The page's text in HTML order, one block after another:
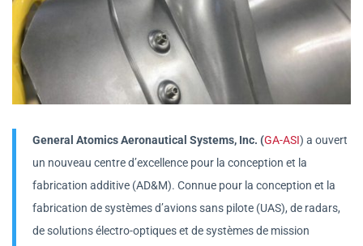
General Atomics Aeronautical Systems, Inc. (GA-ASI) a ouvert
un nouveau centre d’excellence pour la conception et la
fabrication additive (AD&M). Connue pour la conception et la
fabrication de systèmes d’avions sans pilote (UAS), de radars,
de solutions électro-optiques et de systèmes de mission